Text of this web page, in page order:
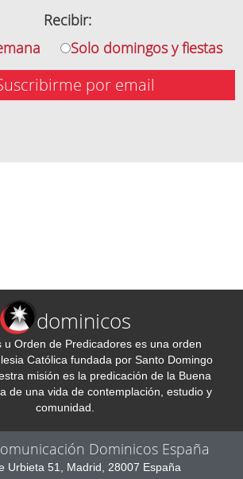
Recibir:
Solo domingos y fiestas
por email
dominicos
u Orden de Predicadores es una orden
Católica fundada por Santo Domingo
misión es la predicación de la Buena
de una vida de contemplación, estudio y
comunidad.
Dominicos España
Urbieta 51, Madrid, 28007 España